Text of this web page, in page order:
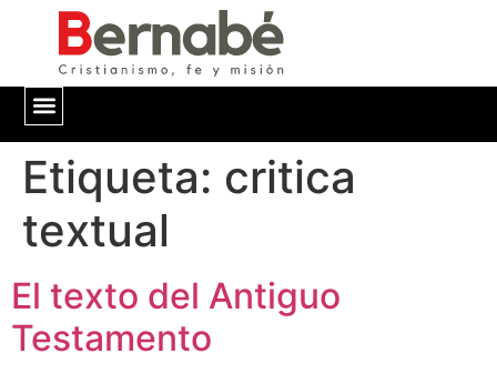
Etiqueta: critica
textual
El texto del Antiguo
Testamento